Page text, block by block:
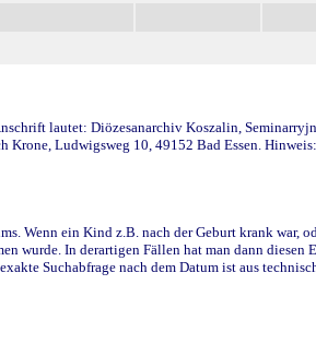
lautet: Diözesanarchiv Koszalin,
Ludwigsweg 10, 49152 Bad Essen.
Wenn ein Kind z.B. nach der Geburt krank war,
wurde. In derartigen Fällen hat man dann diesen
Suchabfrage nach dem Datum ist aus